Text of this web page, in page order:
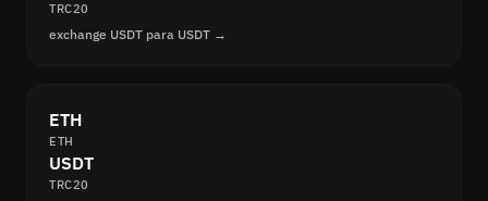
TRC20
exchange USDT para USDT →
ETH
ETH
USDT
TRC20